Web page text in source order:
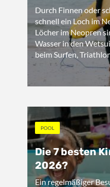
Durch Finnen oder
schnell ein Loch im
Löcher im Neopren
Wasser in den
beim Surfen,
POOL
Die 7 besten
2026?
Ein regelmäßiger